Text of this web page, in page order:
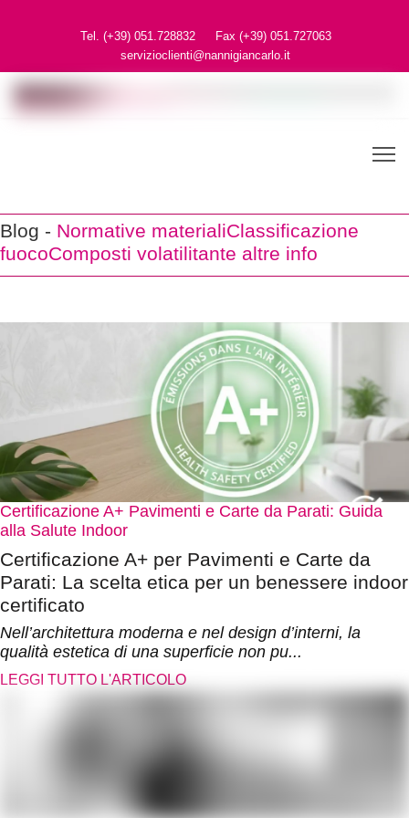
Tel. (+39) 051.728832
Fax (+39) 051.727063
servizioclienti@nannigiancarlo.it
Blog - Normative materialiClassificazione
fuocoComposti volatilitante altre info
Certificazione A+ Pavimenti e Carte da Parati: Guida alla
Salute Indoor
Certificazione A+ per Pavimenti e Carte da Parati:
La scelta etica per un benessere indoor certificato
Nell’architettura moderna e nel design d’interni, la qualità
estetica di una superficie non pu...
LEGGI TUTTO L'ARTICOLO